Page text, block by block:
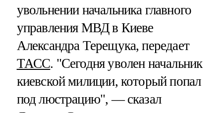
увольнении начальника главного
управления МВД в Киеве
Александра Терещука, передает
ТАСС. "Сегодня уволен начальник
киевской милиции, который попал
под люстрацию", — сказал